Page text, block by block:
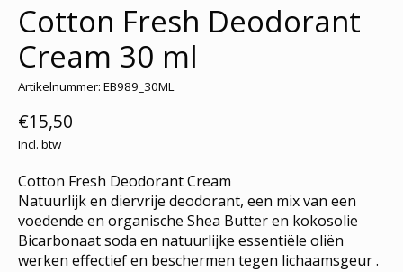
Cotton Fresh Deodorant
Cream 30 ml
Artikelnummer: EB989_30ML
€15,50
Incl. btw
Cotton Fresh Deodorant Cream
Natuurlijk en diervrije deodorant, een mix van een
voedende en organische Shea Butter en kokosolie
Bicarbonaat soda en natuurlijke essentiële oliën
werken effectief en beschermen tegen lichaamsgeur .